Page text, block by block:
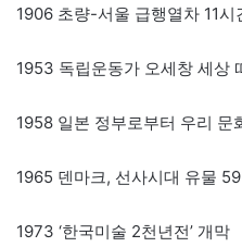
1906 초량-서울 급행열차 11시
1953 독립운동가 오세창 세상
1958 일본 정부로부터 우리 문
1965 덴마크, 선사시대 유물
1973 ‘한국미술 2천년전’ 개막